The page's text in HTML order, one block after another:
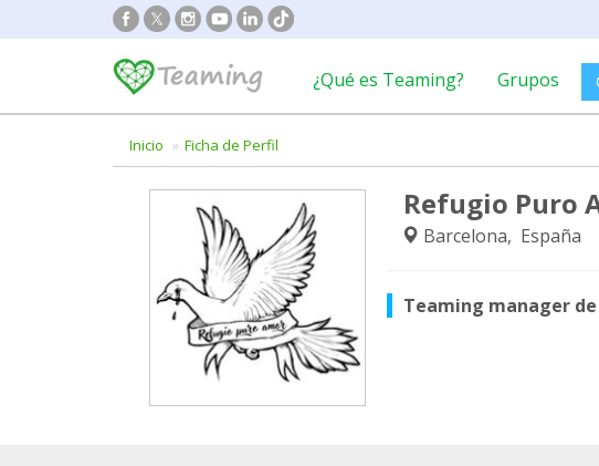
¿Qué es Teaming? Grupos
Inicio Ficha de Perfil
Refugio Puro
Barcelona, España
Teaming manager de